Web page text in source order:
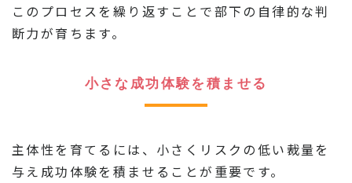
このプロセスを繰り返すことで部下の自律的な判
断力が育ちます。
小さな成功体験を積ませる
主体性を育てるには、小さくリスクの低い裁量を
与え成功体験を積ませることが重要です。